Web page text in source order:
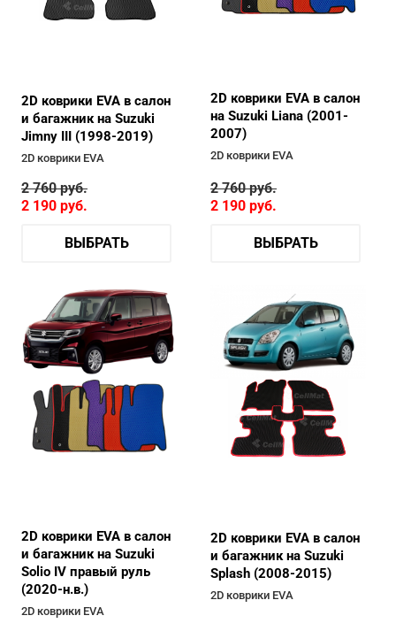
2D коврики EVA в салон
и багажник на Suzuki
Jimny III (1998-2019)
2D коврики EVA
2 760руб.
2 190 руб.
ВЫБРАТЬ
2D коврики EVA в салон
на Suzuki Liana (2001-
2007)
2D коврики EVA
2 760руб.
2 190 руб.
ВЫБРАТЬ
2D коврики EVA в салон
и багажник на Suzuki
Solio IV правый руль
(2020-н.в.)
2D коврики EVA
2D коврики EVA в салон
и багажник на Suzuki
Splash (2008-2015)
2D коврики EVA